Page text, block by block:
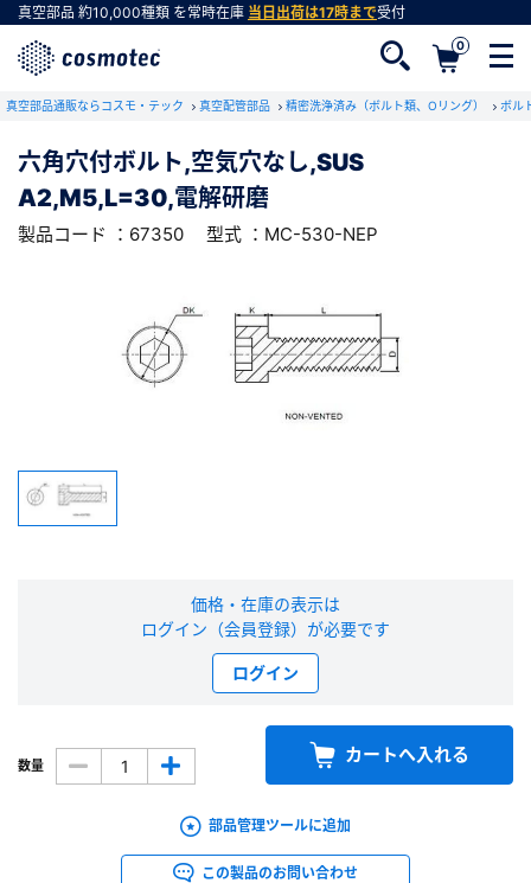
真空部品 約10,000種類 を常時在庫 当日出荷は17時まで受付
0
真空部品通販ならコスモ・テック 真空配管部品 精密洗浄済み（ボルト類、Oリング） ボル
六角穴付ボルト,空気穴なし,SUS
A2,M5,L=30,電解研磨
製品コード ：67350 型式 ：MC-530-NEP
価格・在庫の表示は
ログイン（会員登録）が必要です
ログイン
数量 カートへ入れる
部品管理ツールに追加
この製品のお問い合わせ
RoHS2適合報告書のダウンロード
下記製品のRoHS2適合報告書のダウンロードをします。
六角穴付ボルト,空気穴なし,SUS
A2,M5,L=30,電解研磨
型式 ：MC-530-NEP 製品コード ：67350
会社・学校・研究機関名 必須
会員登録がお済みでない方
会員登録をすれば、便利な機能がご利用いただけ
※新規会員登録をお申し込み頂いてから本登録となるまで、数日間かかる場合
があります。また当社の判断によりお断りする場合があります。
会員の方はこちら
※パスワードをお忘れの方は、
※メールアドレスを忘れた方は、 お問い合わせページ よりお問い合わせくださ